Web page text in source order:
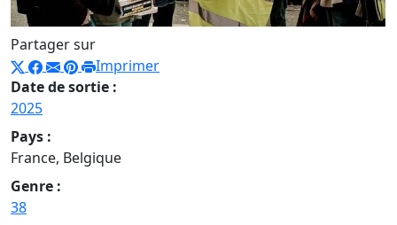
Partager sur
Imprimer
Date de sortie :
2025
Pays :
France, Belgique
Genre :
38